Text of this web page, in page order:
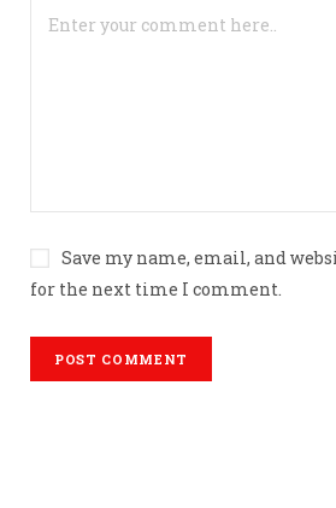
Save my name, email, and
for the next time I comment.